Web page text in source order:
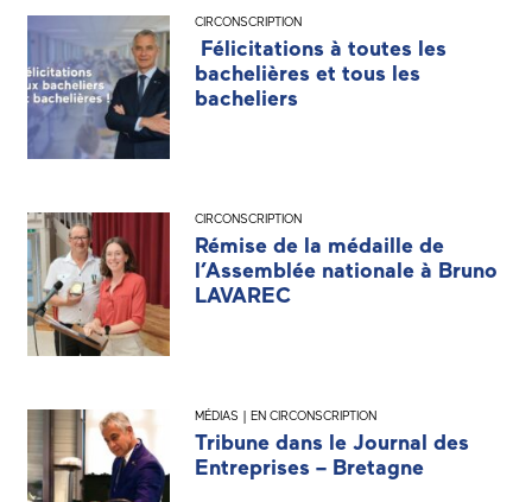
CIRCONSCRIPTION
Félicitations à toutes les
bachelières et tous les
bacheliers
CIRCONSCRIPTION
Rémise de la médaille de
l’Assemblée nationale à Bruno
LAVAREC
MÉDIAS | EN CIRCONSCRIPTION
Tribune dans le Journal des
Entreprises – Bretagne